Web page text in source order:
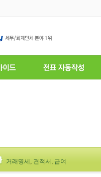
거래명세 , 견적서 , 급여